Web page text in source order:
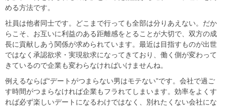
める方法です。
社員は他者同士です。どこまで行っても全部は分りあえない。だか
らこそ、お互いに利益のある距離感をとることが大切で、双方の成
長に貢献しあう関係が求められています。最近は目指すものが出世
ではなく承認欲求・実現欲求になってきており、働く側が変わって
きているので企業も変わらなければいけませんね。
例えるならば“デートがつまらない男はモテない”です。会社で過ご
す時間がつまらなければ企業もフラれてしまいます。効率をよくす
れば必ず楽しいデートになるわけではなく、別れたくない会社にな